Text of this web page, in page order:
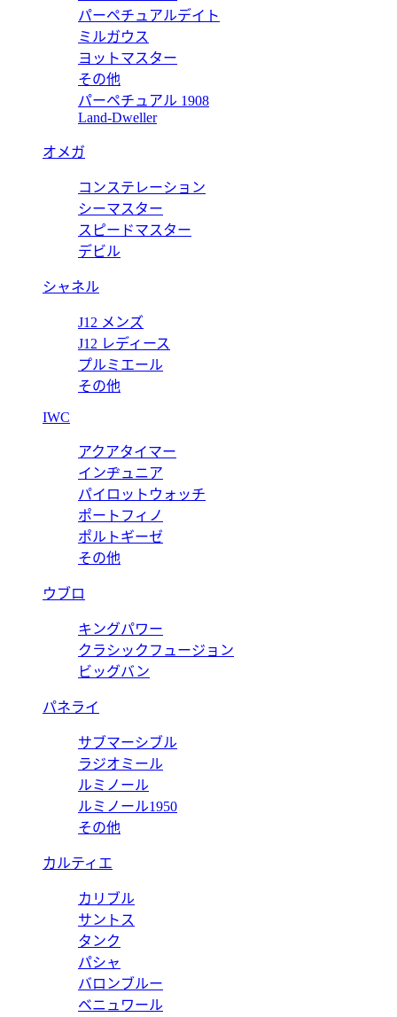
クロージャー付き ミディアム トートバッグ 806205 AZB0G
クロージャー付き ミディアム トートバッグ 806205 AZB0G
パーペチュアルデイト
ミルガウス
ヨットマスター
その他
パーペチュアル 1908
Land-Dweller
オメガ
コンステレーション
シーマスター
スピードマスター
デビル
シャネル
J12 メンズ
J12 レディース
プルミエール
その他
IWC
アクアタイマー
インヂュニア
パイロットウォッチ
ポートフィノ
ポルトギーゼ
その他
ウブロ
キングパワー
クラシックフュージョン
ビッグバン
パネライ
サブマーシブル
ラジオミール
ルミノール
ルミノール1950
その他
カルティエ
カリブル
サントス
タンク
パシャ
バロンブルー
ベニュワール